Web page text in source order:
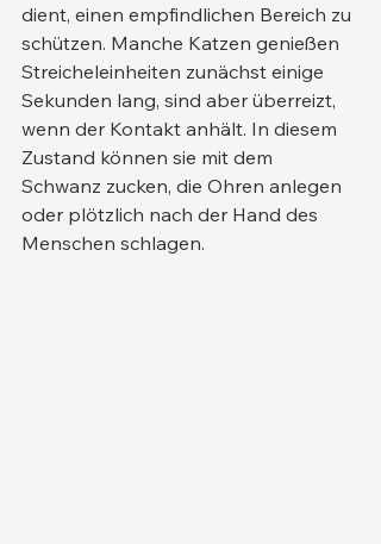
dient, einen empfindlichen Bereich zu
schützen. Manche Katzen genießen
Streicheleinheiten zunächst einige
Sekunden lang, sind aber überreizt,
wenn der Kontakt anhält. In diesem
Zustand können sie mit dem
Schwanz zucken, die Ohren anlegen
oder plötzlich nach der Hand des
Menschen schlagen.